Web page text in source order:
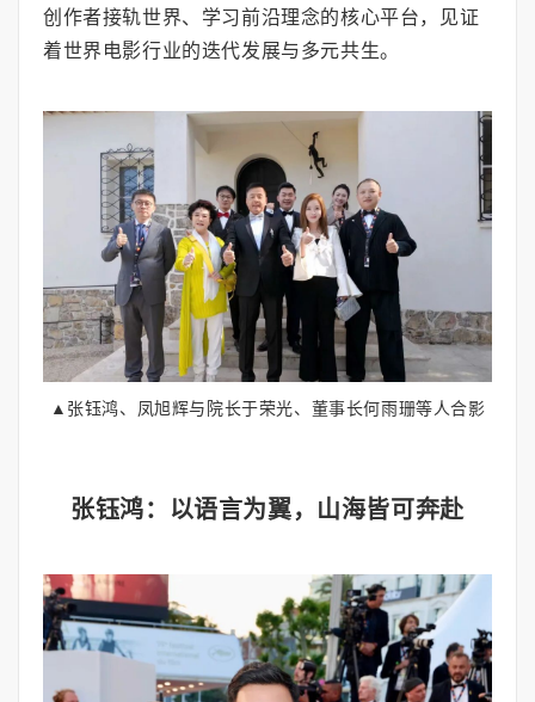
创作者接轨世界、学习前沿理念的核心平台，见证
着世界电影行业的迭代发展与多元共生。
▲张钰鸿、凤旭辉与院长于荣光、董事长何雨珊等人合影
张钰鸿：以语言为翼，山海皆可奔赴